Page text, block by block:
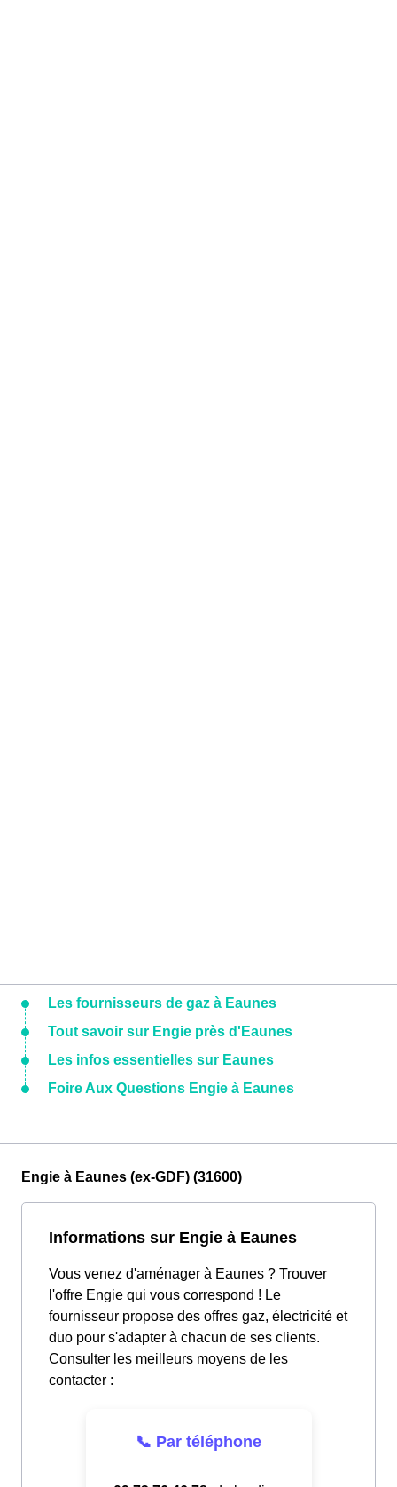
Les fournisseurs de gaz à Eaunes
Tout savoir sur Engie près d'Eaunes
Les infos essentielles sur Eaunes
Foire Aux Questions Engie à Eaunes
Engie à Eaunes (ex-GDF) (31600)
Informations sur Engie à Eaunes
Vous venez d'aménager à Eaunes ? Trouver
l'offre Engie qui vous correspond ! Le
fournisseur propose des offres gaz, électricité et
duo pour s'adapter à chacun de ses clients.
Consulter les meilleurs moyens de les
contacter :
📞 Par téléphone